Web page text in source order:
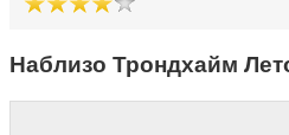
Наблизо Трондхайм